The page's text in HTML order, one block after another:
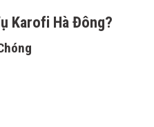
Karofi Hà Đông?